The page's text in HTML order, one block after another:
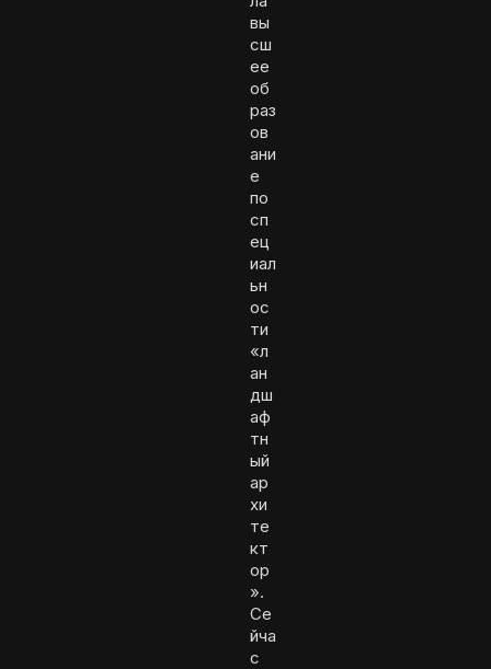
вы
сш
ее
об
раз
ов
ани
е
по
сп
ец
иал
ьн
ос
ти
«л
ан
дш
аф
тн
ый
ар
хи
те
кт
ор
».
Се
йча
с